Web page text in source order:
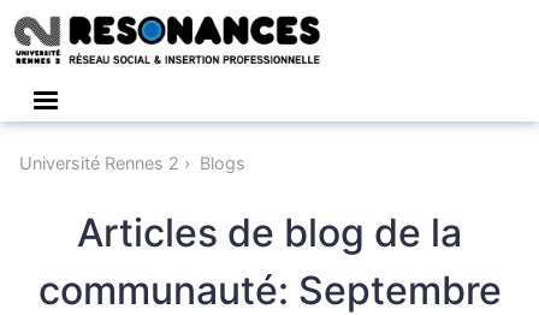
Université Rennes 2 Blogs
Articles de blog de la
communauté: Septembre